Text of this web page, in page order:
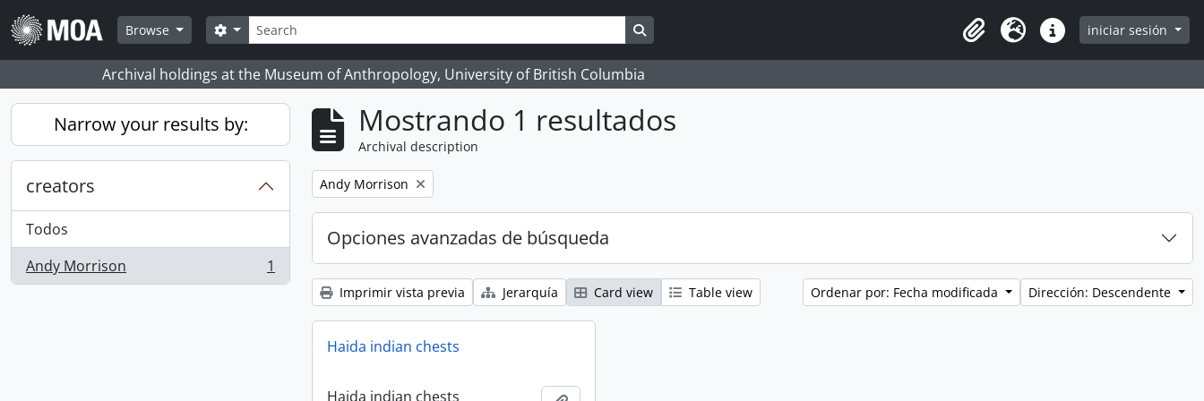
Skip to main content
Browse
Búsqueda
Search options Search in browse page
Clipboard
Idioma Enlaces rápidos
iniciar sesión
Archival holdings at the Museum of Anthropology, University of British Columbia
Narrow your results by:
creators
Todos
Andy Morrison
, 1 resultados 1
Mostrando 1 resultados
Archival description
Remove filter:
Andy Morrison
Opciones avanzadas de búsqueda
Imprimir vista previa Jerarquía Card view Table view Ordenar por: Fecha modificada Dirección: Descendente
Haida indian chests
Haida indian chests